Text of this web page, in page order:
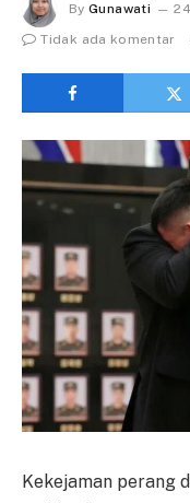
By Gunawati
Tidak ada komentar
Kekejaman perang